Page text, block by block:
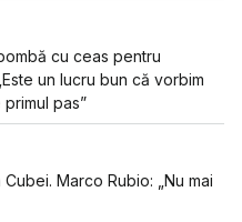
cu ceas pentru
un lucru bun că vorbim
pas”
Marco Rubio: „Nu mai